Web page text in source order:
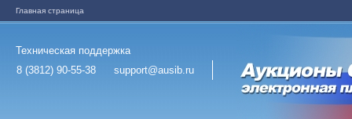
Главная страница
Техническая поддержка
8 (3812) 90-55-38
support@ausib.ru